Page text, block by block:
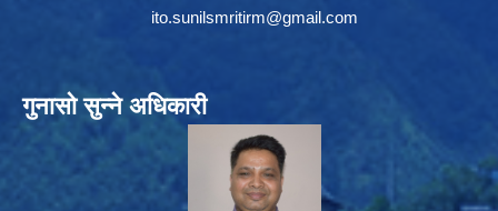
ito.sunilsmritirm@gmail.com
गुनासो सुन्ने अधिकारी